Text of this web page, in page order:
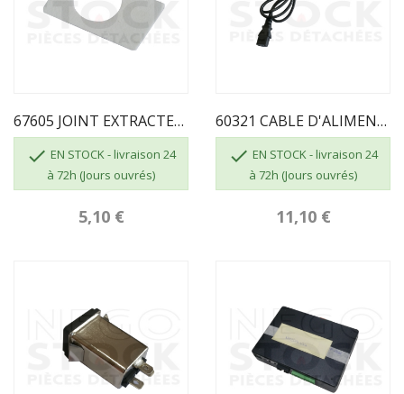
67605 JOINT EXTRACTEUR CIES VENUS
 EN STOCK - livraison 24
à 72h (Jours ouvrés)
5,10 €
60321 CABLE D'ALIMENTATION
 EN STOCK - livraison 24
à 72h (Jours ouvrés)
11,10 €